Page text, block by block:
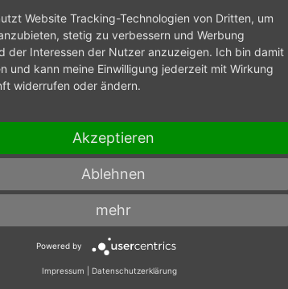
präsentieren
Website Tracking-Technologien von Dritten, um
stetig zu verbessern und Werbung
der Interessen der Nutzer anzuzeigen. Ich bin damit
und kann meine Einwilligung jederzeit mit Wirkung
widerrufen oder ändern.
Akzeptieren
Ablehnen
mehr
Powered by
Impressum Datenschutzerklärung